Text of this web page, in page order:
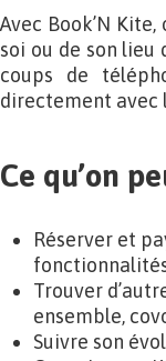
Avec Book’N
soi ou de son lieu
coups de
directement avec
Ce qu’on
Réserver et
Trouver
ensemble,
Suivre son